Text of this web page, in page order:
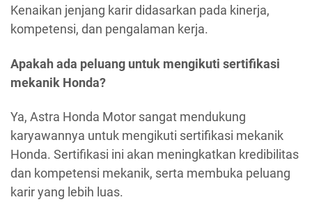
Kenaikan jenjang karir didasarkan pada kinerja,
kompetensi, dan pengalaman kerja.
Apakah ada peluang untuk mengikuti sertifikasi
mekanik Honda?
Ya, Astra Honda Motor sangat mendukung
karyawannya untuk mengikuti sertifikasi mekanik
Honda. Sertifikasi ini akan meningkatkan kredibilitas
dan kompetensi mekanik, serta membuka peluang
karir yang lebih luas.